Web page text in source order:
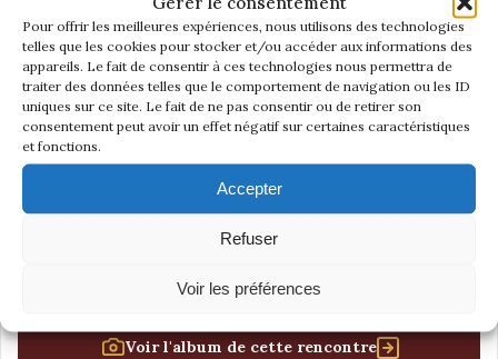
Pour offrir les meilleures expériences, nous utilisons des technologies
telles que les cookies pour stocker et/ou accéder aux informations des
appareils. Le fait de consentir à ces technologies nous permettra de
traiter des données telles que le comportement de navigation ou les ID
uniques sur ce site. Le fait de ne pas consentir ou de retirer son
consentement peut avoir un effet négatif sur certaines caractéristiques
et fonctions.
Accepter
Refuser
Voir les préférences
Voir l'album de cette rencontre